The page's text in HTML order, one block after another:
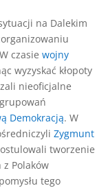
na Dalekim
czasie wojny
wyzyskać kłopoty
nieoficjalne
Demokracją. W
Zygmunt
tworzenie
z Polaków
tego